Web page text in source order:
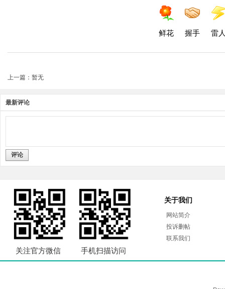
鲜花 握手 雷
上一篇：暂无
最新评论
评论
关注官方微信 手机扫描访问
关于我们
网站简介
投诉删帖
联系我们